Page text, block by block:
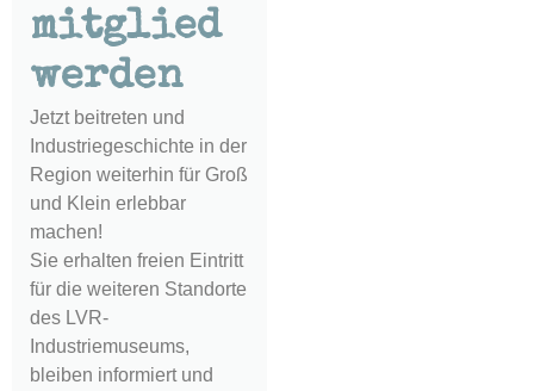
mitglied
werden
Jetzt beitreten und
Industriegeschichte in der
Region weiterhin für Groß
und Klein erlebbar
machen!
Sie erhalten freien Eintritt
für die weiteren Standorte
des LVR-
Industriemuseums,
bleiben informiert und